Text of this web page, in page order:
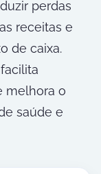
perdas
receitas e
de caixa.
melhora o
saúde e